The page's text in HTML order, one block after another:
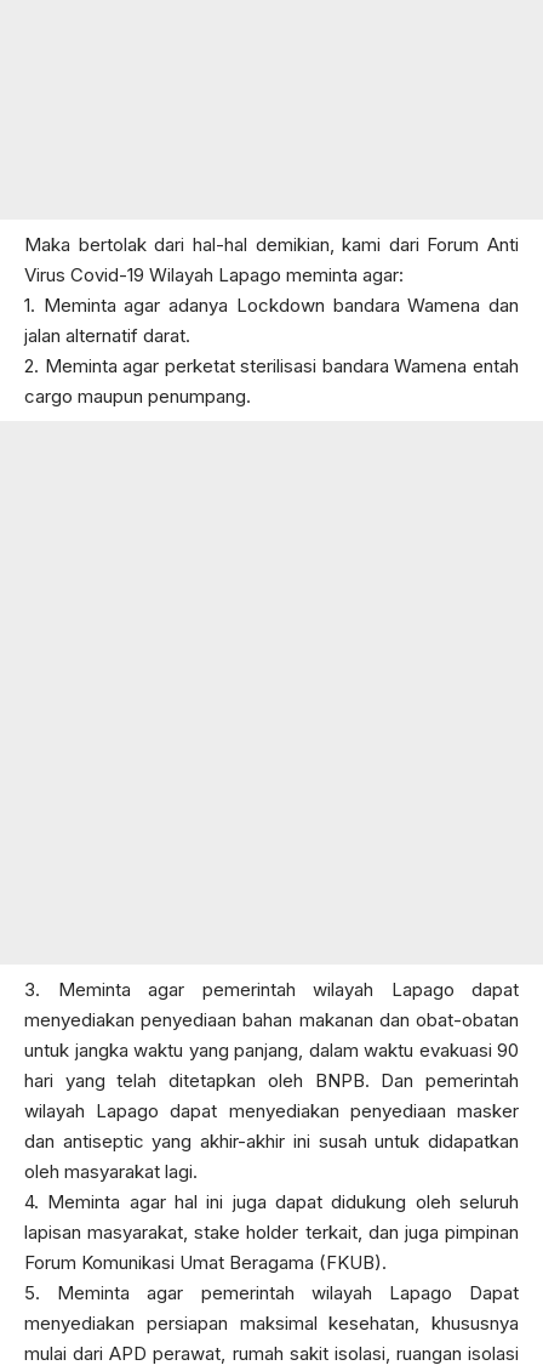
Maka bertolak dari hal-hal demikian, kami dari Forum Anti
Virus Covid-19 Wilayah Lapago meminta agar:
1. Meminta agar adanya Lockdown bandara Wamena dan
jalan alternatif darat.
2. Meminta agar perketat sterilisasi bandara Wamena entah
cargo maupun penumpang.
3. Meminta agar pemerintah wilayah Lapago dapat
menyediakan penyediaan bahan makanan dan obat-obatan
untuk jangka waktu yang panjang, dalam waktu evakuasi 90
hari yang telah ditetapkan oleh BNPB. Dan pemerintah
wilayah Lapago dapat menyediakan penyediaan masker
dan antiseptic yang akhir-akhir ini susah untuk didapatkan
oleh masyarakat lagi.
4. Meminta agar hal ini juga dapat didukung oleh seluruh
lapisan masyarakat, stake holder terkait, dan juga pimpinan
Forum Komunikasi Umat Beragama (FKUB).
5. Meminta agar pemerintah wilayah Lapago Dapat
menyediakan persiapan maksimal kesehatan, khususnya
mulai dari APD perawat, rumah sakit isolasi, ruangan isolasi